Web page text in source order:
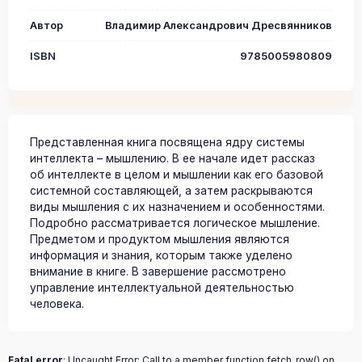
Автор Владимир Александрович Дресвянников
ISBN 9785005980809
Представленная книга посвящена ядру системы
интеллекта – мышлению. В ее начале идет рассказ
об интеллекте в целом и мышлении как его базовой
системной составляющей, а затем раскрываются
виды мышления с их назначением и особенностями.
Подробно рассматривается логическое мышление.
Предметом и продуктом мышления являются
информация и знания, которым также уделено
внимание в книге. В завершение рассмотрено
управление интеллектуальной деятельностью
человека.